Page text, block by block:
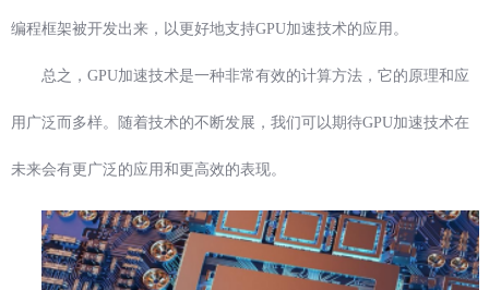
编程框架被开发出来，以更好地支持GPU加速技术的应用。
总之，GPU加速技术是一种非常有效的计算方法，它的原理和应
用广泛而多样。随着技术的不断发展，我们可以期待GPU加速技术在
未来会有更广泛的应用和更高效的表现。